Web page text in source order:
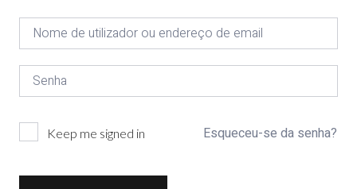
Keep me signed in Esqueceu-se da senha?